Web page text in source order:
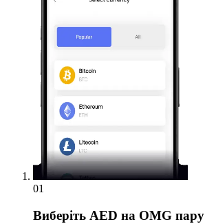
01
Виберіть AED на OMG пару